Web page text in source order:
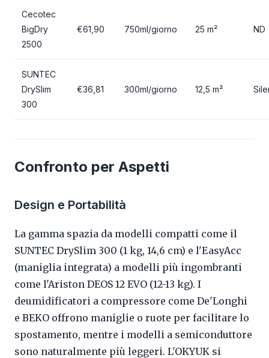
Cecotec
BigDry
2500
€61,90 750ml/giorno 25 m² ND
SUNTEC
DrySlim
300
€36,81 300ml/giorno 12,5 m²
Confronto per Aspetti
Design e Portabilità
La gamma spazia da modelli compatti come il
SUNTEC DrySlim 300 (1 kg, 14,6 cm) e l'EasyAcc
(maniglia integrata) a modelli più ingombranti
come l'Ariston DEOS 12 EVO (12-13 kg). I
deumidificatori a compressore come De'Longhi
e BEKO offrono maniglie o ruote per facilitare lo
spostamento, mentre i modelli a semiconduttore
sono naturalmente più leggeri. L'OKYUK si